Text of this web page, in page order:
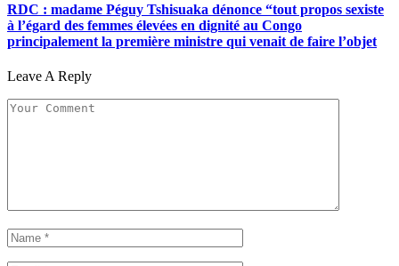
RDC : madame Péguy Tshisuaka dénonce “tout propos sexiste
à l’égard des femmes élevées en dignité au Congo
principalement la première ministre qui venait de faire l’objet
Leave A Reply